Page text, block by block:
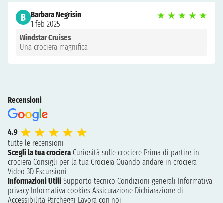
è fornire un quadro onesto e imparziale, permettendovi di
analizzare le valutazioni complessive e i commenti
dettagliati per formulare il vostro giudizio personale. In
B Barbara Negrisin
1 feb 2025
★ ★ ★ ★ ★
Windstar Cruises
Una crociera magnifica
Recensioni
4.9
tutte le recensioni
Scegli la tua crociera Curiosità sulle crociere Prima di partire in
crociera Consigli per la tua Crociera Quando andare in crociera
Video 3D Escursioni
Informazioni Utili Supporto tecnico Condizioni generali Informativa
privacy Informativa cookies Assicurazione Dichiarazione di
Accessibilità Parcheggi Lavora con noi